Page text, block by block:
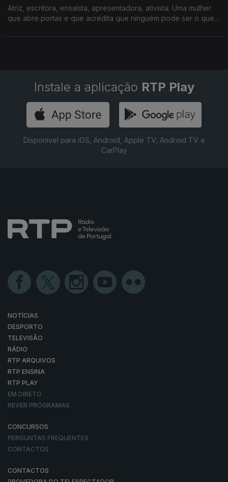
Atriz, escritora, ensaísta, apresentadora, ativista. Uma mulher
que abre portas e que acredita que ninguém pode ser o que
Instale a aplicação RTP Play
Disponível para iOS, Android, Apple TV, Android TV e
CarPlay
NOTÍCIAS
DESPORTO
TELEVISÃO
RÁDIO
RTP ARQUIVOS
RTP ENSINA
RTP PLAY
EM DIRETO
REVER PROGRAMAS
CONCURSOS
PERGUNTAS FREQUENTES
CONTACTOS
CONTACTOS